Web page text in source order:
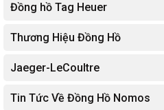
Đồng hồ Tag Heuer
Thương Hiệu Đồng Hồ
Jaeger-LeCoultre
Tin Tức Về Đồng Hồ Nomos